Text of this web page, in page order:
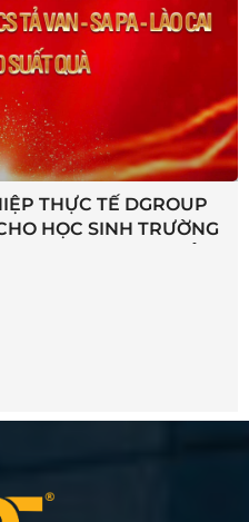
THỰC TẾ DGROUP
HỌC SINH TRƯỜNG
TRÚ TH & THCS TẢ